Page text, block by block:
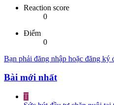
Reaction score
0
Điểm
0
Bạn phải đăng nhập hoặc đăng ký
Bài mới nhất
T